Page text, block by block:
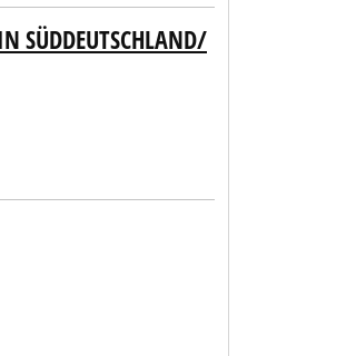
SÜDDEUTSCHLAND/Ö